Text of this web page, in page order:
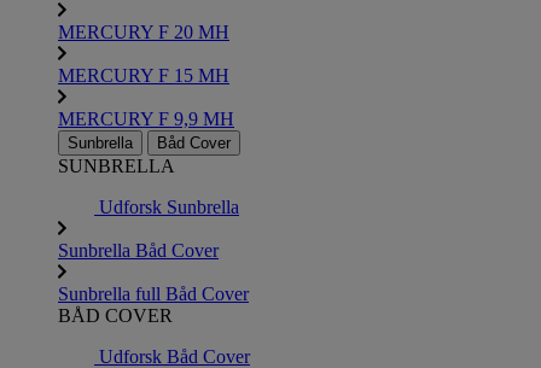
MERCURY F 20 MH
MERCURY F 15 MH
MERCURY F 9,9 MH
Sunbrella Båd Cover
SUNBRELLA
Udforsk Sunbrella
Sunbrella Båd Cover
Sunbrella full Båd Cover
BÅD COVER
Udforsk Båd Cover